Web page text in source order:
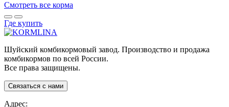
Смотреть все корма
Где купить
Шуйский комбикормовый завод. Производство и продажа
комбикормов по всей России.
Все права защищены.
Связаться с нами
Адрес: